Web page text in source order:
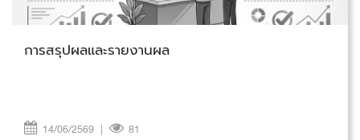
วันอาทิตย์ที่ 14 มิถุนายน 2569
การสรุปผลและรายงานผล
14/06/2569 | 81